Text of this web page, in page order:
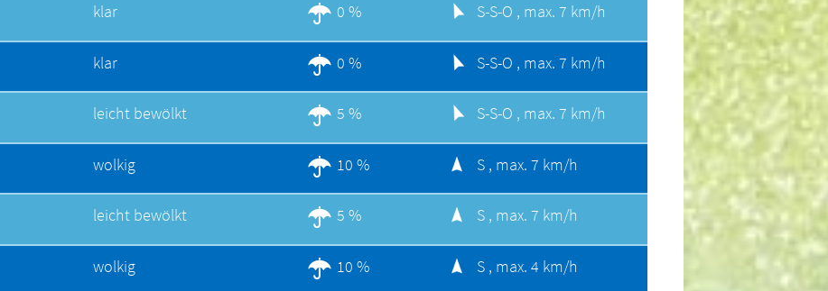
klar 0 % S-S-O , max. 7 km/h
klar 0 % S-S-O , max. 7 km/h
leicht bewölkt 5 % S-S-O , max. 7 km/h
wolkig 10 % S , max. 7 km/h
leicht bewölkt 5 % S , max. 7 km/h
wolkig 10 % S , max. 4 km/h